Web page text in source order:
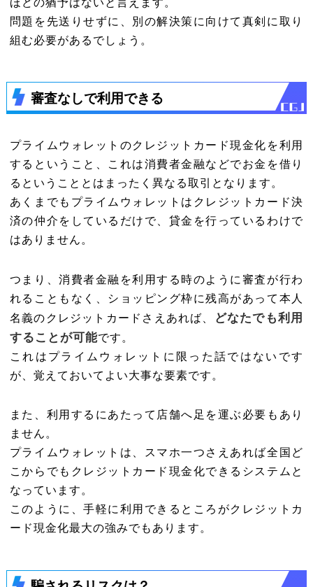
問題を先送りせずに、別の解決策に向けて真剣に取り
組む必要があるでしょう。
審査なしで利用できる
プライムウォレットのクレジットカード現金化を利用
するということ、これは消費者金融などでお金を借り
るということとはまったく異なる取引となります。
あくまでもプライムウォレットはクレジットカード決
済の仲介をしているだけで、貸金を行っているわけで
はありません。
つまり、消費者金融を利用する時のように審査が行わ
れることもなく、ショッピング枠に残高があって本人
名義のクレジットカードさえあれば、 どなたでも利用
することが可能です。
これはプライムウォレットに限った話ではないです
が、覚えておいてよい大事な要素です。
また、利用するにあたって店舗へ足を運ぶ必要もあり
ません。
プライムウォレットは、スマホ一つさえあれば全国ど
こからでもクレジットカード現金化できるシステムと
なっています。
このように、手軽に利用できるところがクレジットカ
ード現金化最大の強みでもあります。